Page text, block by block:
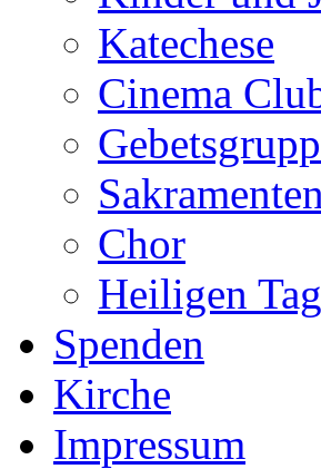
Katechese
Cinema
Sakramenten
Chor
Heiligen
Spenden
Kirche
Impressum